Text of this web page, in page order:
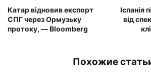
Катар відновив експорт
СПГ через Ормузьку
протоку, — Bloomberg
Іспанія
від
Похожие